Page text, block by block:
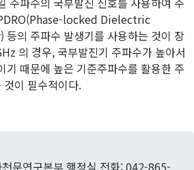
locked Dielectric
의 주파수 발생기를 사용하는 것이 장
의 경우, 국부발진기 주파수가 높아서
기 때문에 높은 기준주파수를 활용한 주
이 필수적이다.